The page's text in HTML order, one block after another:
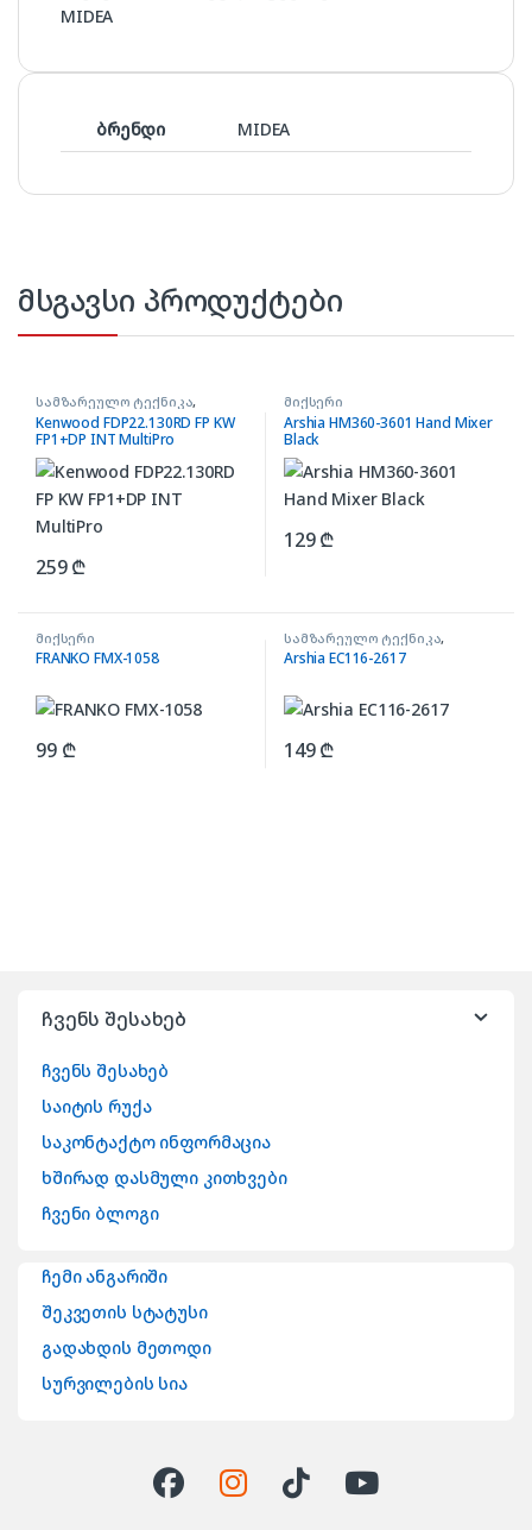
MIDEA
ბრენდი MIDEA
მსგავსი პროდუქტები
სამზარეულო ტექნიკა,
სამზარეულოს კომბაინი
Kenwood FDP22.130RD FP KW
FP1+DP INT MultiPro
259₾
მიქსერი
Arshia HM360-3601 Hand Mixer
Black
129₾
მიქსერი
FRANKO FMX-1058
99 ₾
სამზარეულო ტექნიკა,
ჩოპერი
Arshia EC116-2617
149₾
ჩვენს შესახებ
ჩვენს შესახებ
საიტის რუქა
საკონტაქტო ინფორმაცია
ხშირად დასმული კითხვები
ჩვენი ბლოგი
ჩემი ანგარიში
შეკვეთის სტატუსი
გადახდის მეთოდი
სურვილების სია